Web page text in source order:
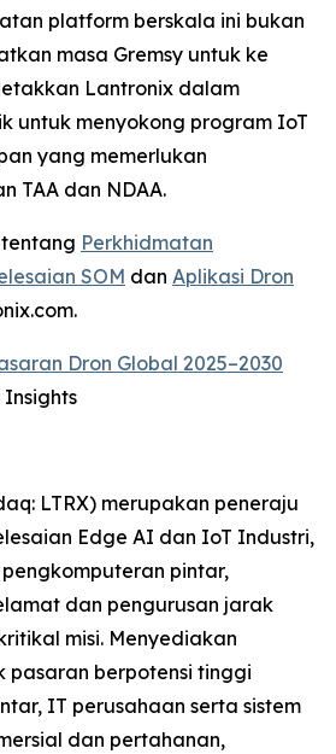
platform berskala ini bukan
masa Gremsy untuk ke
Lantronix dalam
untuk menyokong program IoT
yang memerlukan
TAA dan NDAA.
Perkhidmatan
SOM dan Aplikasi Dron
Dron Global 2025–2030
LTRX) merupakan peneraju
Edge AI dan IoT Industri,
pintar,
dan pengurusan jarak
misi. Menyediakan
pasaran berpotensi tinggi
IT perusahaan serta sistem
dan pertahanan,